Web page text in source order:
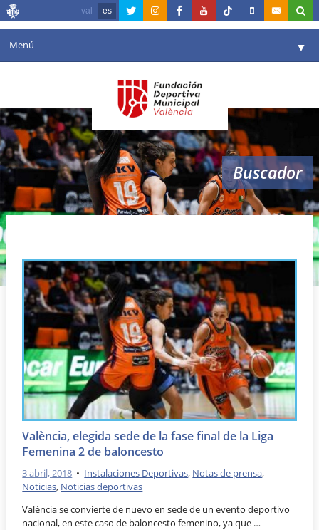
val es
Menú ▼
Agenda
Instalaciones
Comunicación ▼
Valencia en deporte ▼
Reservas
Buscador
liga femenina 2
València, elegida sede de la fase final de la Liga
Femenina 2 de baloncesto
3 abril, 2018 • Instalaciones Deportivas, Notas de prensa,
Noticias, Noticias deportivas
València se convierte de nuevo en sede de un evento deportivo
nacional, en este caso de baloncesto femenino, ya que …